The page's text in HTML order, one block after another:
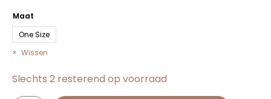
Maat
One Size
Wissen
Slechts 2 resterend op voorraad